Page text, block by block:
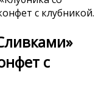
с клубникой.
с